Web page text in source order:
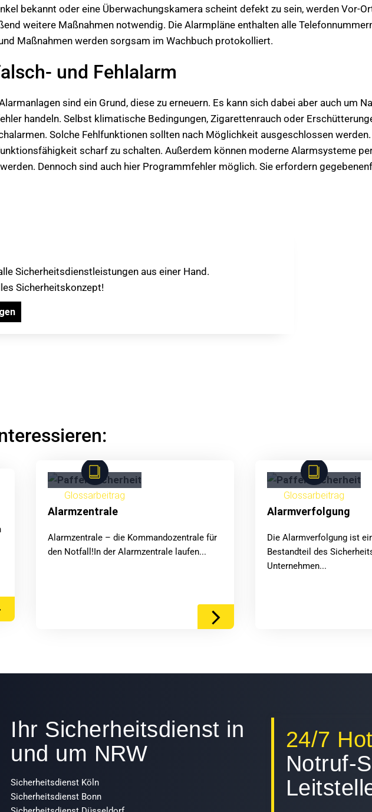
bekannt oder eine Überwachungskamera scheint defekt zu sein, werden Vor-
weitere Maßnahmen notwendig. Die Alarmpläne enthalten alle
Maßnahmen werden sorgsam im Wachbuch protokolliert.
und Fehlalarm
sind ein Grund, diese zu erneuern. Es kann sich dabei aber auch um
handeln. Selbst klimatische Bedingungen, Zigarettenrauch oder
Solche Fehlfunktionen sollten nach Möglichkeit ausgeschlossen
scharf zu schalten. Außerdem können moderne Alarmsysteme
Dennoch sind auch hier Programmfehler möglich. Sie erfordern
Sicherheitsdienstleistungen aus einer Hand.
Sicherheitskonzept!
Glossarbeitrag
Alarmzentrale
Alarmzentrale – die Kommandozentrale für
den Notfall!In der Alarmzentrale laufen...
Glossarbeitrag
Alarmverfolgung
Die Alarmverfolgung ist
Bestandteil des
Unternehmen...
Ihr Sicherheitsdienst in
und um NRW
Sicherheitsdienst Köln
Sicherheitsdienst Bonn
24/7
Notruf-